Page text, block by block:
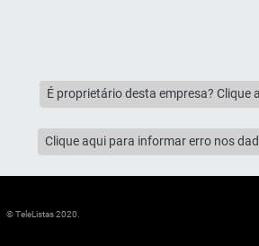
É proprietário desta empresa? Clique
Clique aqui para informar erro nos
© TeleListas 2020.